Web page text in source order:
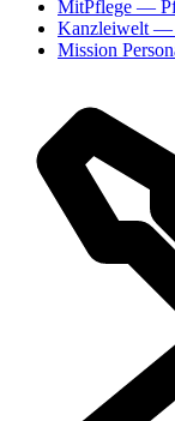
MitPflege —
Kanzleiwelt —
Mission